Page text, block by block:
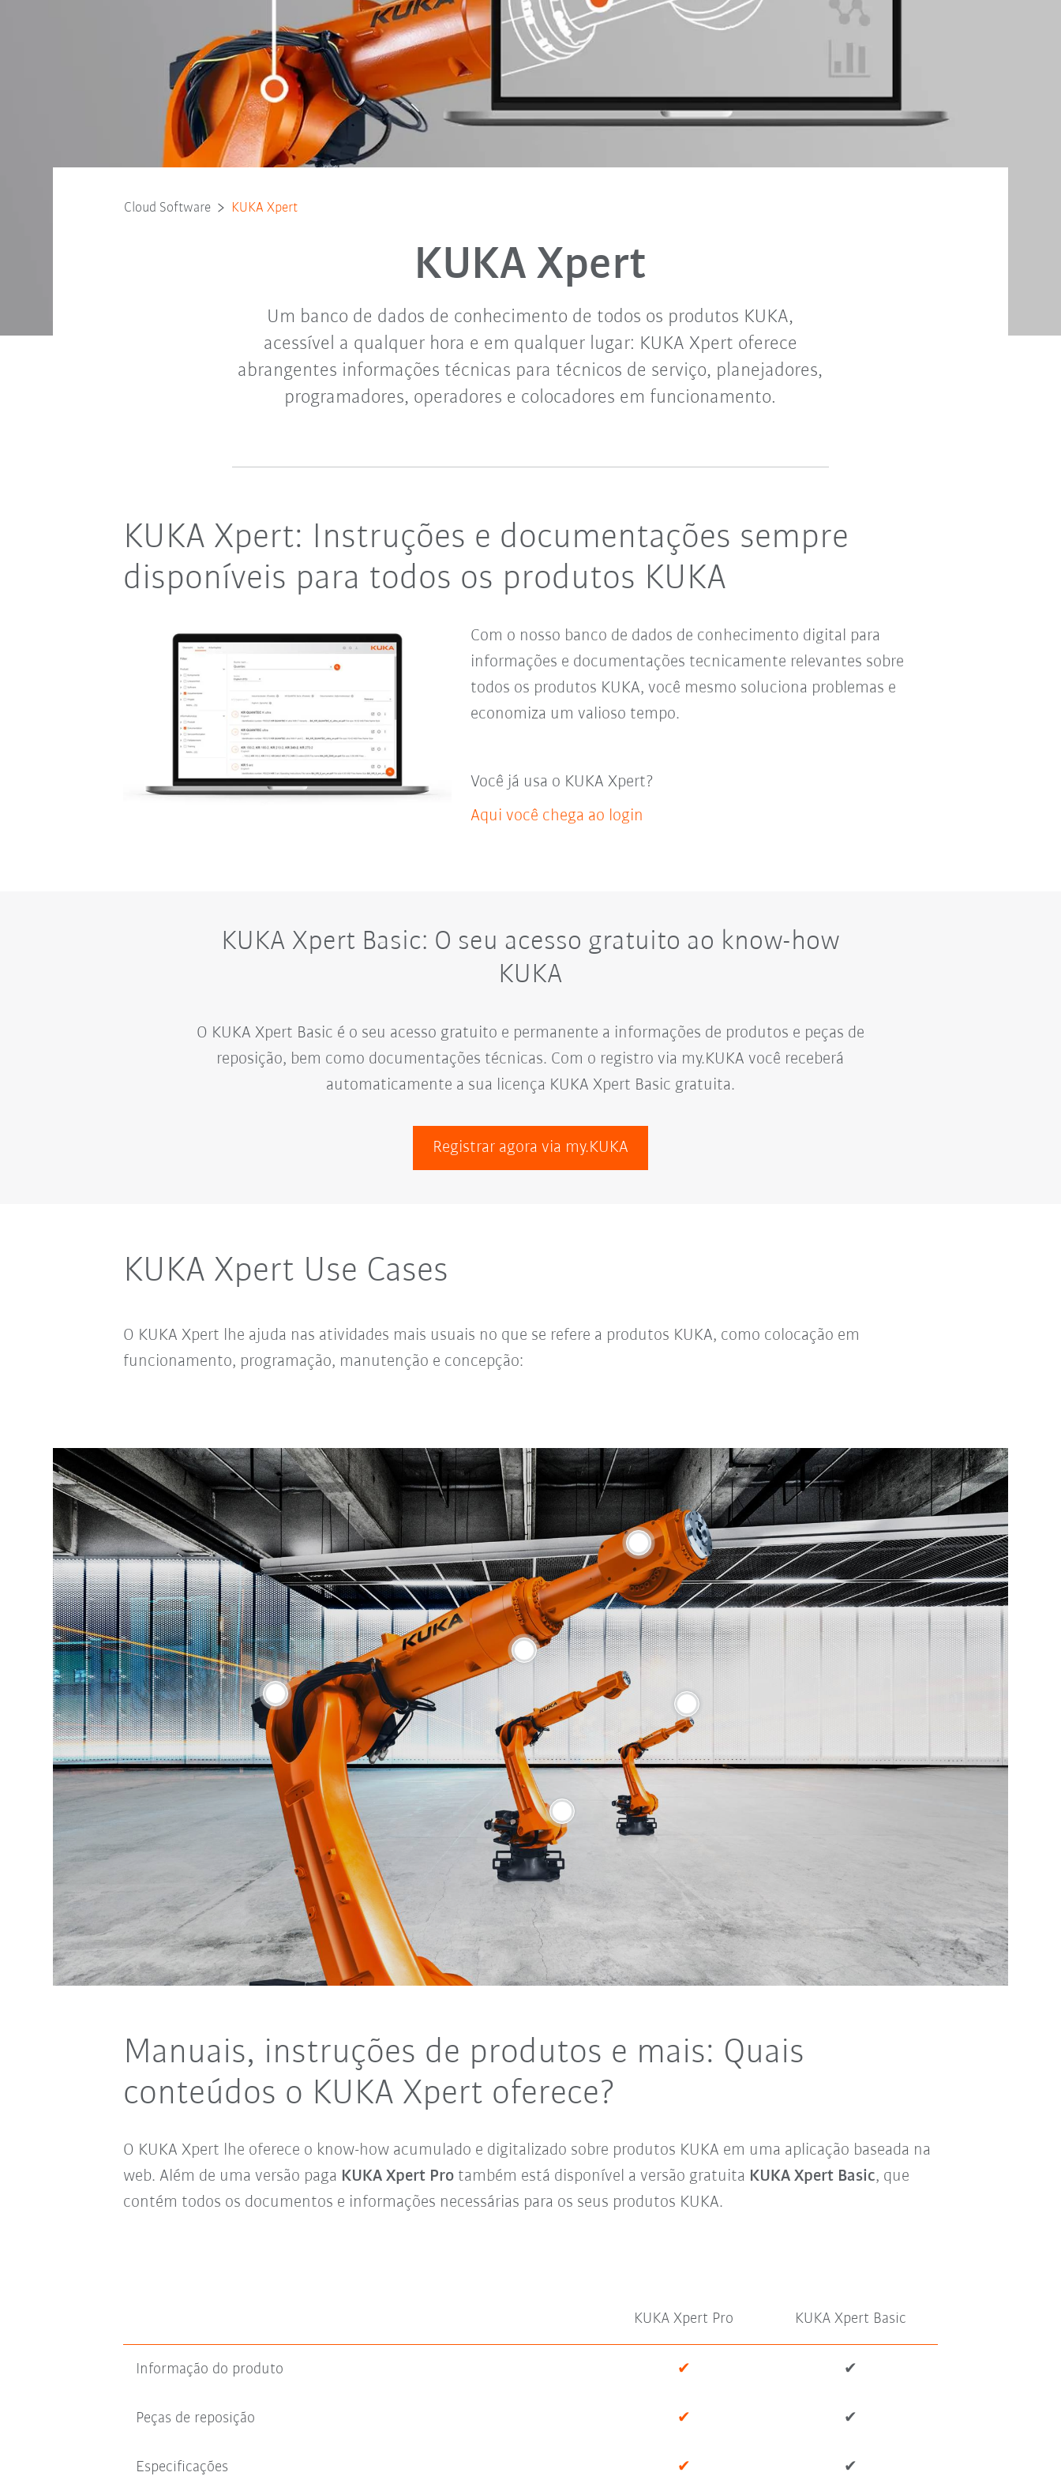
Cloud Software KUKA Xpert
KUKA Xpert
Um banco de dados de conhecimento de todos os produtos KUKA,
acessível a qualquer hora e em qualquer lugar: KUKA Xpert oferece
abrangentes informações técnicas para técnicos de serviço, planejadores,
programadores, operadores e colocadores em funcionamento.
KUKA Xpert: Instruções e documentações sempre
disponíveis para todos os produtos KUKA
Com o nosso banco de dados de conhecimento digital para
informações e documentações tecnicamente relevantes sobre
todos os produtos KUKA, você mesmo soluciona problemas e
economiza um valioso tempo.
Você já usa o KUKA Xpert?
Aqui você chega ao login
KUKA Xpert Basic: O seu acesso gratuito ao know-how
KUKA
O KUKA Xpert Basic é o seu acesso gratuito e permanente a informações de produtos e peças de
reposição, bem como documentações técnicas. Com o registro via my.KUKA você receberá
automaticamente a sua licença KUKA Xpert Basic gratuita.
Registrar agora via my.KUKA
KUKA Xpert Use Cases
O KUKA Xpert lhe ajuda nas atividades mais usuais no que se refere a produtos KUKA, como colocação em
funcionamento, programação, manutenção e concepção:
Manuais, instruções de produtos e mais: Quais
conteúdos o KUKA Xpert oferece?
O KUKA Xpert lhe oferece o know-how acumulado e digitalizado sobre produtos KUKA em uma aplicação baseada na
web. Além de uma versão paga KUKA Xpert Protambém está disponível a versão gratuita KUKA Xpert Basic, que
contém todos os documentos e informações necessárias para os seus produtos KUKA.
KUKA Xpert Pro KUKA Xpert Basic
Informação do produto ✔ ✔
Peças de reposição ✔ ✔
Especificações ✔ ✔